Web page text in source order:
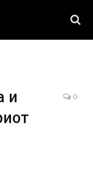
и
0